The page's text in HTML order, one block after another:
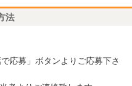
法
応募」ボタンよりご応募下さ